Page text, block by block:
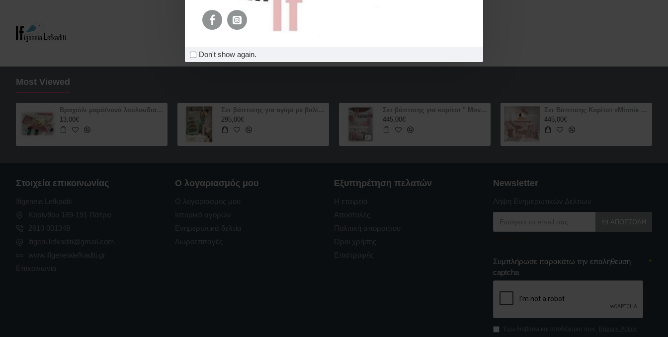
Don't show again.
Most Viewed
Βραχιόλι μαμά/νονά λουλουδια "Φριντα-Frida Kahlo"
13,00€
Σετ βάπτισης για αγόρι με βαλίτσα ζωγραφισμένη σε θέμα τα ταξίδια «World Travel”
295,00€
Σετ βάπτισης για κορίτσι " Μονόκερος / Unicorn" με βαπτιστικό γραφείο ή θέμα επιλογής σας
445,00€
Σετ Βάπτισης Κορίτσι «Minnie Mouse» με Μεγάλο Μπουντουάρ – Γραφείο
445,00€
Στοιχεία επικοινωνίας
Ifigeneia Lefkaditi
Κορίνθου 189-191 Πάτρα
2610 001348
ifigeni.lefkaditi@gmail.com
www.ifigeneialefkaditi.gr
Επικοινωνία
Ο λογαριασμός μου
Ο λογαριασμός μου
Ιστορικό αγορών
Ενημερωτικά δελτία
Δωροεπιταγές
Εξυπηρέτηση πελατών
Η εταιρεία
Αποστολές
Πολιτική απορρήτου
Όροι χρήσης
Επιστροφές
Newsletter
Λήψη Ενημερωτικών Δελτίων
ΑΠΟΣΤΟΛΉ
Συμπλήρωσε παρακάτω την επαλήθευση
captcha
Έχω διαβάσει και αποδέχομαι τους Privacy Policy